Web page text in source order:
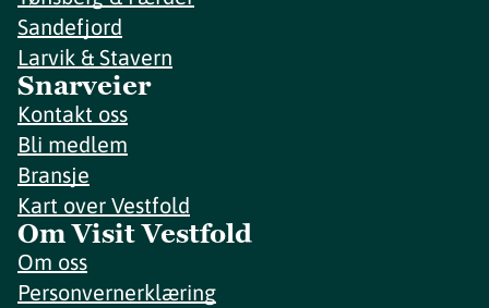
Sandefjord
Larvik & Stavern
Snarveier
Kontakt oss
Bli medlem
Bransje
Kart over Vestfold
Om Visit Vestfold
Om oss
Personvernerklæring